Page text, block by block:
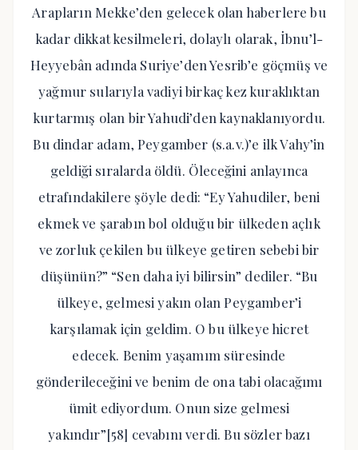
Arapların Mekke’den gelecek olan haberlere bu
kadar dikkat kesilmeleri, dolaylı olarak, İbnu’l-
Heyyebân adında Suriye’den Yesrib’e göçmüş ve
yağmur sularıyla vadiyi birkaç kez kuraklıktan
kurtarmış olan bir Yahudi’den kaynaklanıyordu.
Bu dindar adam, Peygamber (s.a.v.)’e ilk Vahy’in
geldiği sıralarda öldü. Öleceğini anlayınca
etrafındakilere şöyle dedi: “Ey Yahudiler, beni
ekmek ve şarabın bol olduğu bir ülkeden açlık
ve zorluk çekilen bu ülkeye getiren sebebi bir
düşünün?” “Sen daha iyi bilirsin” dediler. “Bu
ülkeye, gelmesi yakın olan Peygamber’i
karşılamak için geldim. O bu ülkeye hicret
edecek. Benim yaşamım süresinde
gönderileceğini ve benim de ona tabi olacağımı
ümit ediyordum. Onun size gelmesi
yakındır”[58] cevabını verdi. Bu sözler bazı